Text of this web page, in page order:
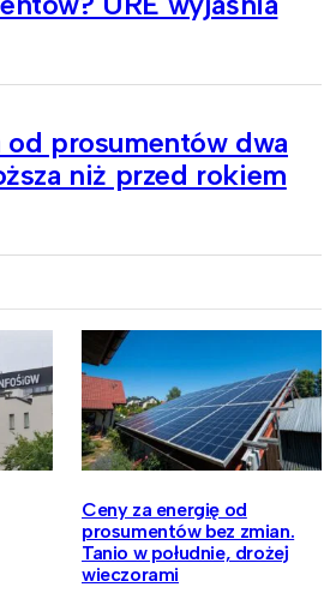
od prosumentów dwa
niż przed rokiem
Ceny za energię od
prosumentów bez zmian.
Tanio w południe, drożej
wieczorami